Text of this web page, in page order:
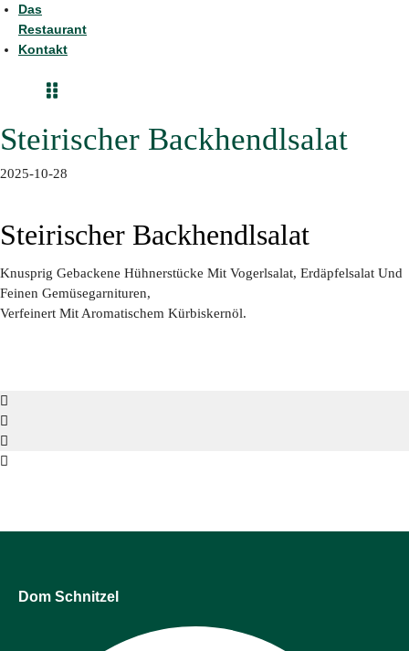
Das
Restaurant
Kontakt
Steirischer Backhendlsalat
2025-10-28
Steirischer Backhendlsalat
Knusprig Gebackene Hühnerstücke Mit Vogerlsalat, Erdäpfelsalat Und
Feinen Gemüsegarnituren,
Verfeinert Mit Aromatischem Kürbiskernöl.
Dom Schnitzel